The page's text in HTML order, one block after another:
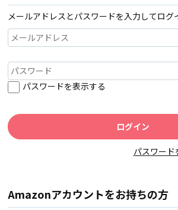
メールアドレスとパスワードを入力してログ
パスワードを表示する
パスワード
Amazonアカウントをお持ちの方